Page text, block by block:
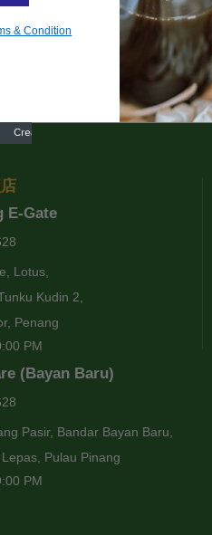
E-Gate
Lotus,
Kudin 2,
Penang
PM
(Bayan Baru)
Pasir, Bandar Bayan Baru,
Pulau Pinang
PM
& Condition